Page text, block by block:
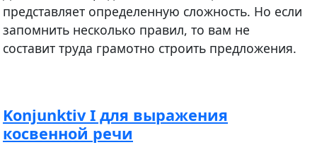
представляет определенную сложность. Но если
запомнить несколько правил, то вам не
составит труда грамотно строить предложения.
Konjunktiv I для выражения
косвенной речи